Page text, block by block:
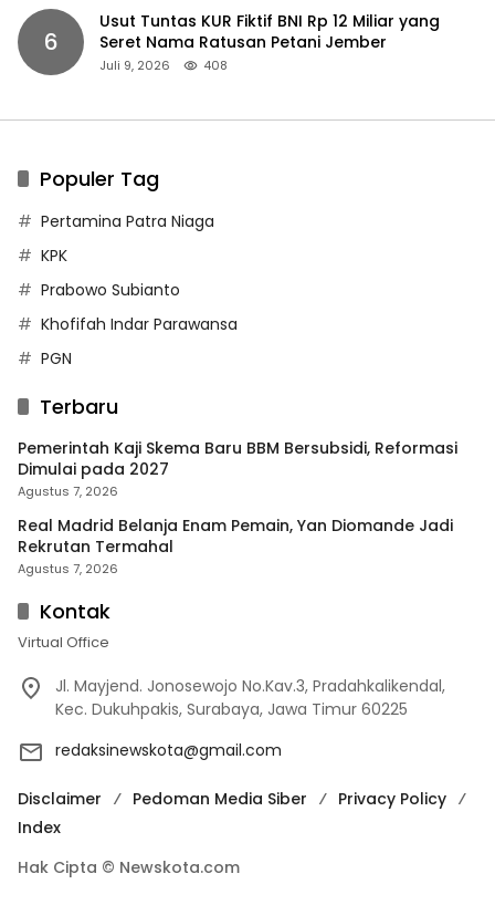
6
Usut Tuntas KUR Fiktif BNI Rp 12 Miliar yang
Seret Nama Ratusan Petani Jember
Juli 9, 2026 408
Populer Tag
Pertamina Patra Niaga
KPK
Prabowo Subianto
Khofifah Indar Parawansa
PGN
Terbaru
Pemerintah Kaji Skema Baru BBM Bersubsidi, Reformasi
Dimulai pada 2027
Agustus 7, 2026
Real Madrid Belanja Enam Pemain, Yan Diomande Jadi
Rekrutan Termahal
Agustus 7, 2026
Kontak
Virtual Office
Jl. Mayjend. Jonosewojo No.Kav.3, Pradahkalikendal,
Kec. Dukuhpakis, Surabaya, Jawa Timur 60225
redaksinewskota@gmail.com
Disclaimer Pedoman Media Siber
Privacy Policy
Index
Hak Cipta © Newskota.com